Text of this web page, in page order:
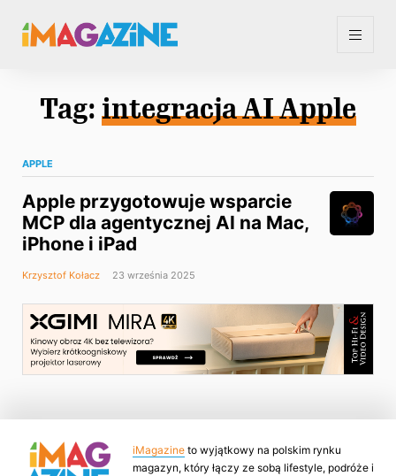
Tag: integracja AI Apple
APPLE
Apple przygotowuje wsparcie
MCP dla agentycznej AI na Mac,
iPhone i iPad
Krzysztof Kołacz 23 września 2025
iMagazine to wyjątkowy na polskim rynku
magazyn, który łączy ze sobą lifestyle, podróże i